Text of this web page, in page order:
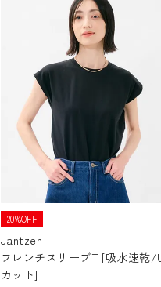
20%OFF
Jantzen
フレンチスリーブT [吸水速乾/
カット]